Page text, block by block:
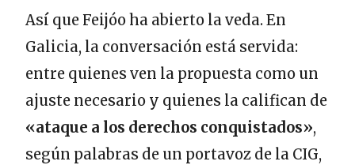
Así que Feijóo ha abierto la veda. En
Galicia, la conversación está servida:
entre quienes ven la propuesta como un
ajuste necesario y quienes la califican de
«ataque a los derechos conquistados»,
según palabras de un portavoz de la CIG,